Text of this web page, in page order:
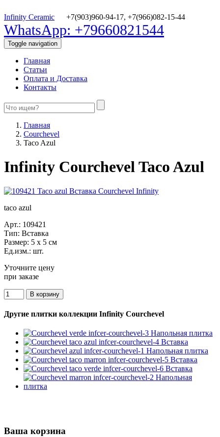
Infinity Ceramic +7(903)960-94-17, +7(966)082-15-44
WhatsApp: +79660821544
Toggle navigation
Главная
Статьи
Оплата и Доставка
Контакты
Главная
Courchevel
Taco Azul
Infinity Courchevel Taco Azul
taco azul
Арт.: 109421
Тип: Вставка
Размер: 5 x 5 см
Ед.изм.: шт.
Уточните цену
при заказе
Другие плитки коллекции Infinity Courchevel
Ваша корзина